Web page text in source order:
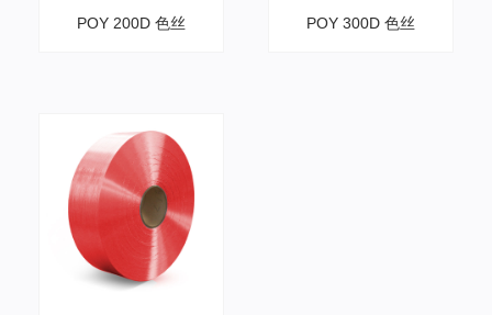
POY 200D 色丝 POY 300D 色丝